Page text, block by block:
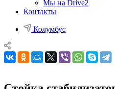
Мы на Drive2
Контакты
Колумбус